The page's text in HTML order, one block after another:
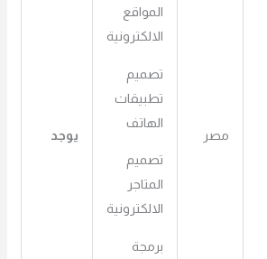
مصر
المواقع
الالكترونية
تصميم
تطبيقات
الهاتف
تصميم
المتاجر
الالكترونية
برمجة
يوجد